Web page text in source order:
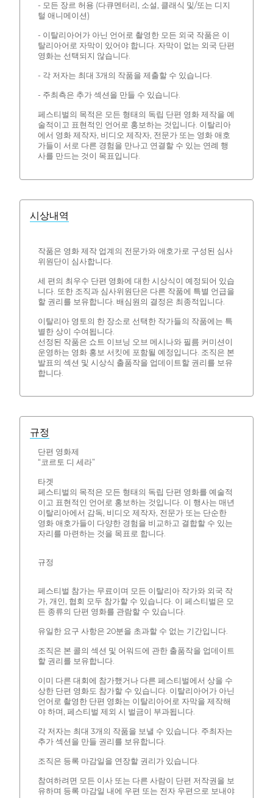
- 모든 장르 허용 (다큐멘터리, 소설, 클래식 및/또는 디지
털 애니메이션)
- 이탈리아어가 아닌 언어로 촬영한 모든 외국 작품은 이
탈리아어로 자막이 있어야 합니다. 자막이 없는 외국 단편
영화는 선택되지 않습니다.
- 각 저자는 최대 3개의 작품을 제출할 수 있습니다.
- 주최측은 추가 섹션을 만들 수 있습니다.
페스티벌의 목적은 모든 형태의 독립 단편 영화 제작을 예
술적이고 표현적인 언어로 홍보하는 것입니다. 이탈리아
에서 영화 제작자, 비디오 제작자, 전문가 또는 영화 애호
가들이 서로 다른 경험을 만나고 연결할 수 있는 연례 행
사를 만드는 것이 목표입니다.
시상내역
작품은 영화 제작 업계의 전문가와 애호가로 구성된 심사
위원단이 심사합니다.
세 편의 최우수 단편 영화에 대한 시상식이 예정되어 있습
니다. 또한 조직과 심사위원단은 다른 작품에 특별 언급을
할 권리를 보유합니다. 배심원의 결정은 최종적입니다.
이탈리아 영토의 한 장소로 선택한 작가들의 작품에는 특
별한 상이 수여됩니다.
선정된 작품은 쇼트 이브닝 오브 메시나와 필름 커미션이
운영하는 영화 홍보 서킷에 포함될 예정입니다. 조직은 본
발표의 섹션 및 시상식 출품작을 업데이트할 권리를 보유
합니다.
규정
단편 영화제
“코르토 디 세라”
타겟
페스티벌의 목적은 모든 형태의 독립 단편 영화를 예술적
이고 표현적인 언어로 홍보하는 것입니다. 이 행사는 매년
이탈리아에서 감독, 비디오 제작자, 전문가 또는 단순한
영화 애호가들이 다양한 경험을 비교하고 결합할 수 있는
자리를 마련하는 것을 목표로 합니다.
규정
페스티벌 참가는 무료이며 모든 이탈리아 작가와 외국 작
가, 개인, 협회 모두 참가할 수 있습니다. 이 페스티벌은 모
든 종류의 단편 영화를 관람할 수 있습니다.
유일한 요구 사항은 20분을 초과할 수 없는 기간입니다.
조직은 본 콜의 섹션 및 어워드에 관한 출품작을 업데이트
할 권리를 보유합니다.
이미 다른 대회에 참가했거나 다른 페스티벌에서 상을 수
상한 단편 영화도 참가할 수 있습니다. 이탈리아어가 아닌
언어로 촬영한 단편 영화는 이탈리아어로 자막을 제작해
야 하며, 페스티벌 제외 시 벌금이 부과됩니다.
각 저자는 최대 3개의 작품을 보낼 수 있습니다. 주최자는
추가 섹션을 만들 권리를 보유합니다.
조직은 등록 마감일을 연장할 권리가 있습니다.
참여하려면 모든 이사 또는 다른 사람이 단편 저작권을 보
유하며 등록 마감일 내에 우편 또는 전자 우편으로 보내야